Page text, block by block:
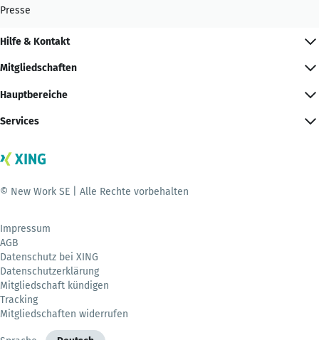
Presse
Hilfe & Kontakt
Mitgliedschaften
Hauptbereiche
Services
© New Work SE | Alle Rechte vorbehalten
Impressum
AGB
Datenschutz bei XING
Datenschutzerklärung
Mitgliedschaft kündigen
Tracking
Mitgliedschaften widerrufen